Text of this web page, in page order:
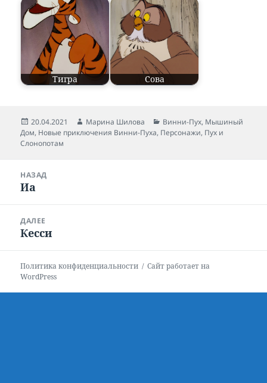
Тигра Сова
Опубликовано
20.04.2021 Автор
Марина Шилова Рубрики
Винни-Пух, Мышиный
Дом, Новые приключения Винни-Пуха, Персонажи, Пух и
Слонопотам
записям
НАЗАД
Предыдущая
Иа
ДАЛЕЕ
Следующая
Кесси
Политика конфиденциальности
Сайт работает на
WordPress